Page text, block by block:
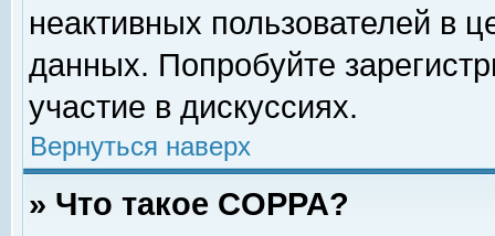
неактивных пользователей в
данных. Попробуйте
участие в дискуссиях.
Вернуться наверх
» Что такое COPPA?